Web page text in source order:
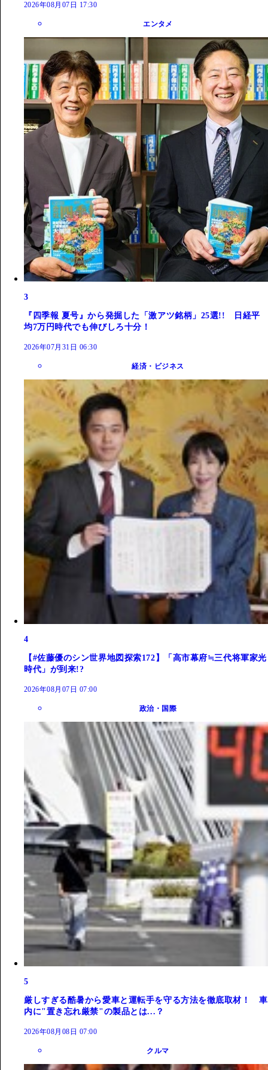
2026年08月07日 17:30
エンタメ
3
『四季報 夏号』から発掘した「激アツ銘柄」25選!! 日経平
均7万円時代でも伸びしろ十分！
2026年07月31日 06:30
経済・ビジネス
4
【#佐藤優のシン世界地図探索172】「高市幕府≒三代将軍家光
時代」が到来!?
2026年08月07日 07:00
政治・国際
5
厳しすぎる酷暑から愛車と運転手を守る方法を徹底取材！ 車
内に"置き忘れ厳禁"の製品とは...？
2026年08月08日 07:00
クルマ